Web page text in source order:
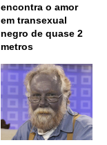
encontra o amor
em transexual
negro de quase 2
metros